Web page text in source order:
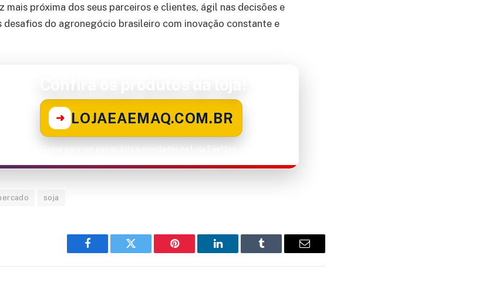
mais próxima dos seus parceiros e clientes, ágil nas decisões e
desafios do agronegócio brasileiro com inovação constante e
➜ LOJAEAEMAQ.COM.BR
soja
Facebook Twitter Pinterest LinkedIn Tumblr Email